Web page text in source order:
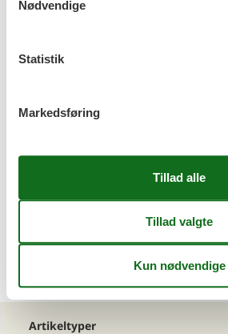
1 2 > >>
Artikeltyper
Nødvendige
Statistik
Markedsføring